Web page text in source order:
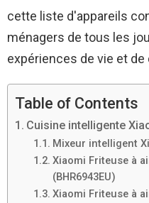
cette liste d'appareils
ménagers de tous les
expériences de vie et
Table of Contents
Cuisine intelligente
Mixeur intelligent
Xiaomi Friteuse à
(BHR6943EU)
Xiaomi Friteuse à